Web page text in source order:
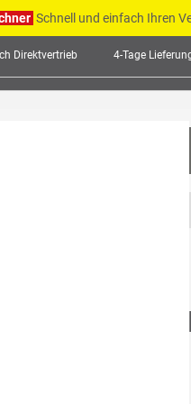
Schnell und einfach Ihren
Direktvertrieb 4-Tage